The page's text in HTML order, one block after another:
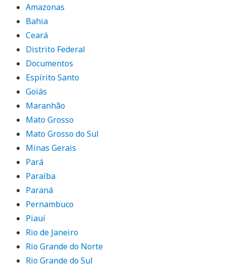
Amazonas
Bahia
Ceará
Distrito Federal
Documentos
Espírito Santo
Goiás
Maranhão
Mato Grosso
Mato Grosso do Sul
Minas Gerais
Pará
Paraíba
Paraná
Pernambuco
Piauí
Rio de Janeiro
Rio Grande do Norte
Rio Grande do Sul